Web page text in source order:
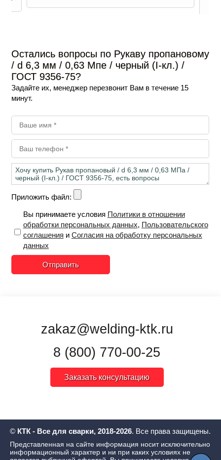
Остались вопросы по Рукаву пропановому
/ d 6,3 мм / 0,63 Мпе / черный (I-кл.) /
ГОСТ 9356-75?
Задайте их, менеджер перезвонит Вам в течение 15
минут.
Приложить файл:
Вы принимаете условия Политики в отношении
обработки персональных данных, Пользовательского
соглашения и Согласия на обработку персональных
данных
Отправить
zakaz@welding-ktk.ru
8 (800) 770-00-25
Заказать консультацию
© КТК - Все для сварки, 2018-2026. Все права защищены.
Представленная на сайте информация носит исключительно
информационный характер и ни при каких условиях не